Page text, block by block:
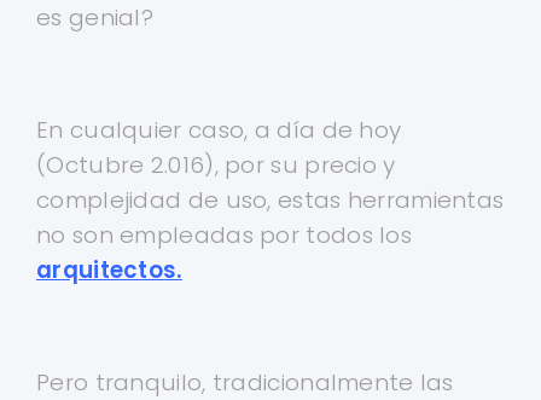
es genial?
En cualquier caso, a día de hoy
(Octubre 2.016), por su precio y
complejidad de uso, estas herramientas
no son empleadas por todos los
arquitectos.
Pero tranquilo, tradicionalmente las